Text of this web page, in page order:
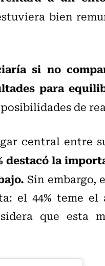
bien
si no
para
de
central entre
la
Sin embargo,
el 44% teme
que esta